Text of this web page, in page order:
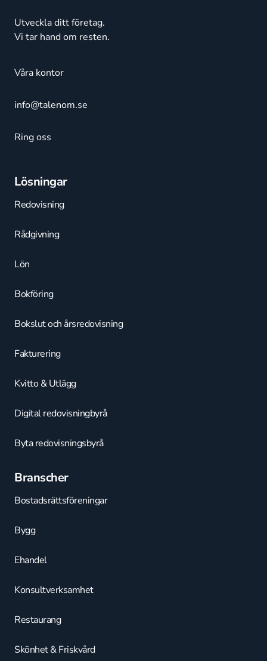
Utveckla ditt företag.
Vi tar hand om resten.
Våra kontor
info@talenom.se
Ring oss
Lösningar
Redovisning
Rådgivning
Lön
Bokföring
Bokslut och årsredovisning
Fakturering
Kvitto & Utlägg
Digital redovisningbyrå
Byta redovisningsbyrå
Branscher
Bostadsrättsföreningar
Bygg
Ehandel
Konsultverksamhet
Restaurang
Skönhet & Friskvård